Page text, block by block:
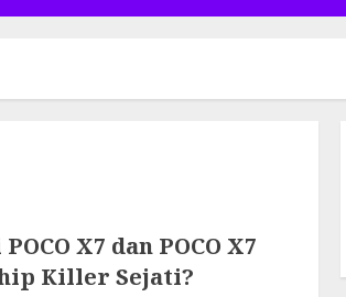
X7 dan POCO X7
Killer Sejati?